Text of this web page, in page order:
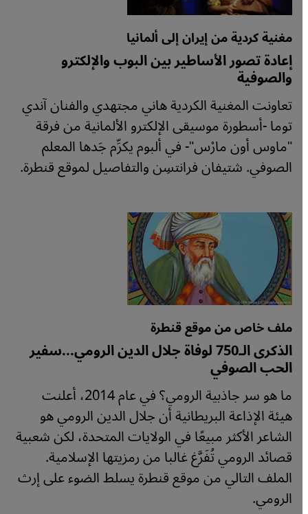
مغنية كردية من إيران إلى ألمانيا
إعادة تصور الأساطير بين البوب والإلكترو
والصوفية
تعاونت المغنية الكردية هاني مجتهدي والفنان آندي
توما -أسطورة موسيقى الإلكترو الألمانية من فرقة
"ماوس أون مارْس"- في ألبوم يكرِّم جَدها المعلم
الصوفي. شتيفان فرانتسِن والتفاصيل لموقع قنطرة.
ملف خاص من موقع قنطرة
الذكرى الـ750 لوفاة جلال الدين الرومي...سفير
الحب الصوفي
ما هو سر جاذبية الرومي؟ في عام 2014، أعلنت
هيئة الإذاعة البريطانية أن جلال الدين الرومي هو
الشاعر الأكثر مبيعًا في الولايات المتحدة، لكن شعبية
قصائد الرومي تُفَرَّغ غالبا من رمزيتها الإسلامية.
الملف التالي من موقع قنطرة يسلط الضوء على إرث
الرومي.